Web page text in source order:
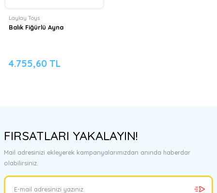
Laylay Toys
Balık Fiğürlü Ayna
4.755,60 TL
FIRSATLARI YAKALAYIN!
Mail adresinizi ekleyerek kampanyalarımızdan anında haberdar
olabilirsiniz.